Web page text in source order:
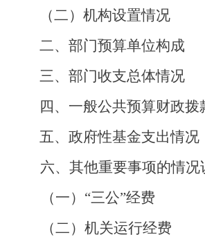
（二）机构设置情况
二、 部门预算单位构成
三、部门收支总体情况
四、 一般公共预算财政拨
五、 政府性基金支出情况
六、其他重要事项的情况
（一） “三公”经费
（二） 机关运行经费